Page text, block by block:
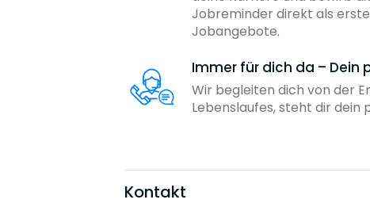
Jobreminder direkt als
Jobangebote.
Immer für dich da – Dein
Wir begleiten dich von der
Lebenslaufes, steht dir
Kontakt